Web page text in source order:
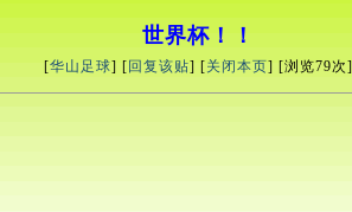
世界杯！！
[华山足球] [ 回复该贴] [关闭本页] [浏览79次]